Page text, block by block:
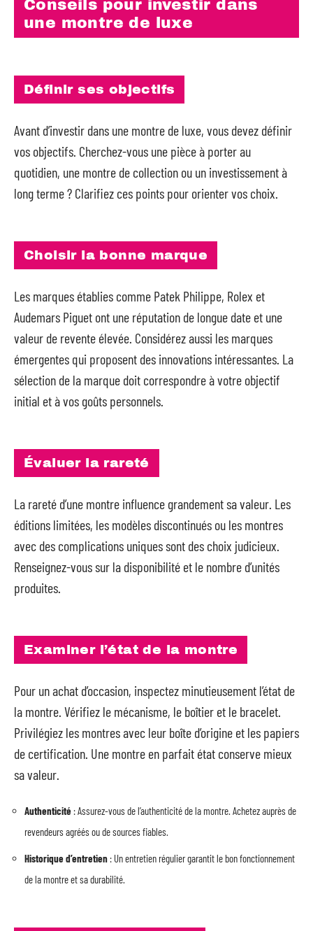
Conseils pour investir dans
une montre de luxe
Définir ses objectifs
Avant d’investir dans une montre de luxe, vous devez définir
vos objectifs. Cherchez-vous une pièce à porter au
quotidien, une montre de collection ou un investissement à
long terme ? Clarifiez ces points pour orienter vos choix.
Choisir la bonne marque
Les marques établies comme Patek Philippe, Rolex et
Audemars Piguet ont une réputation de longue date et une
valeur de revente élevée. Considérez aussi les marques
émergentes qui proposent des innovations intéressantes. La
sélection de la marque doit correspondre à votre objectif
initial et à vos goûts personnels.
Évaluer la rareté
La rareté d’une montre influence grandement sa valeur. Les
éditions limitées, les modèles discontinués ou les montres
avec des complications uniques sont des choix judicieux.
Renseignez-vous sur la disponibilité et le nombre d’unités
produites.
Examiner l’état de la montre
Pour un achat d’occasion, inspectez minutieusement l’état de
la montre. Vérifiez le mécanisme, le boîtier et le bracelet.
Privilégiez les montres avec leur boîte d’origine et les papiers
de certification. Une montre en parfait état conserve mieux
sa valeur.
Authenticité : Assurez-vous de l’authenticité de la montre. Achetez auprès de
revendeurs agréés ou de sources fiables.
Historique d’entretien : Un entretien régulier garantit le bon fonctionnement
de la montre et sa durabilité.